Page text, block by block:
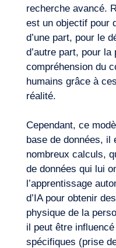
recherche avancé.
est un objectif pour
d’une part, pour le
d’autre part, pour la
compréhension du
humains grâce à
réalité.
Cependant, ce
base de données, il
nombreux calculs,
de données qui lui
l’apprentissage
d’IA pour obtenir
physique de la
il peut être
spécifiques (prise